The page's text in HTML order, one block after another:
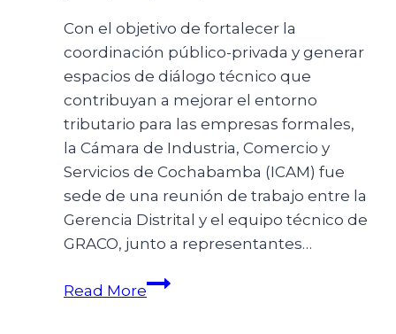
Con el objetivo de fortalecer la
coordinación público-privada y generar
espacios de diálogo técnico que
contribuyan a mejorar el entorno
tributario para las empresas formales,
la Cámara de Industria, Comercio y
Servicios de Cochabamba (ICAM) fue
sede de una reunión de trabajo entre la
Gerencia Distrital y el equipo técnico de
GRACO, junto a representantes…
Read More